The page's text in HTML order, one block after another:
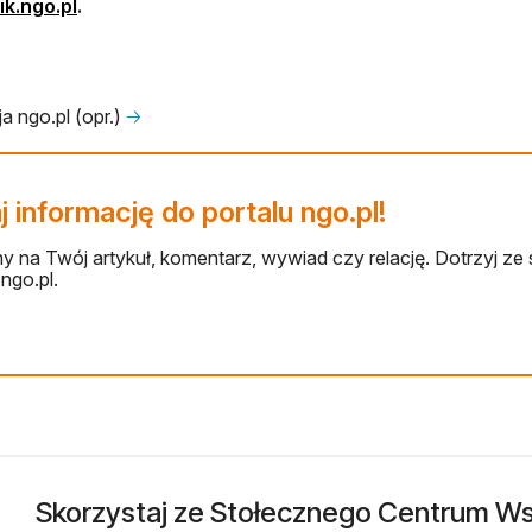
otwiera się w nowej karcie
.
ngo.pl (opr.) 🡢
informację do portalu ngo.pl!
na Twój artykuł, komentarz, wywiad czy relację. Dotrzyj
Skorzystaj ze Stołecznego Centrum